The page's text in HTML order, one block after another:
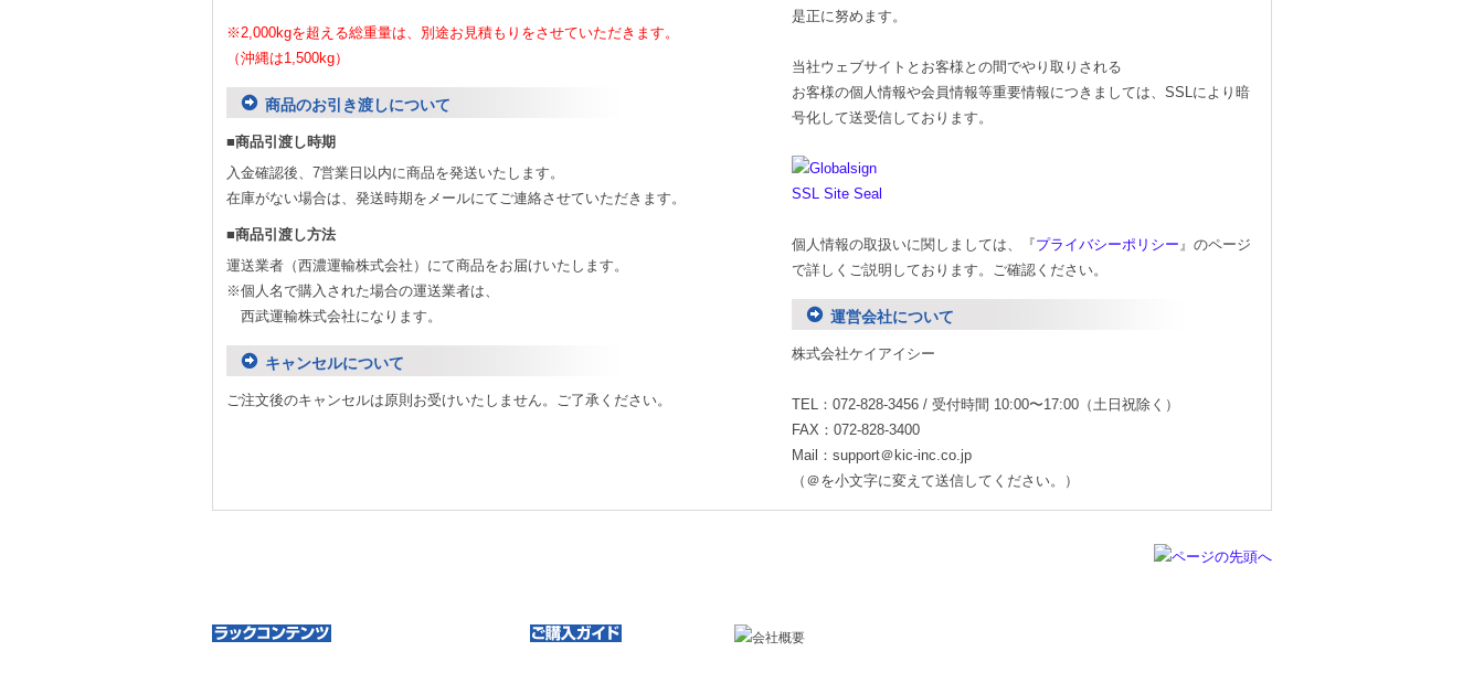
※2,000kgを超える総重量は、別途お見積もりをさせていただきます。
（沖縄は1,500kg）
商品のお引き渡しについて
■商品引渡し時期
入金確認後、7営業日以内に商品を発送いたします。
在庫がない場合は、発送時期をメールにてご連絡させていただきます。
■商品引渡し方法
運送業者（西濃運輸株式会社）にて商品をお届けいたします。
※個人名で購入された場合の運送業者は、
西武運輸株式会社になります。
キャンセルについて
ご注文後のキャンセルは原則お受けいたしません。ご了承ください。
是正に努めます。
当社ウェブサイトとお客様との間でやり取りされる
お客様の個人情報や会員情報等重要情報につきましては、SSLにより暗
号化して送受信しております。
個人情報の取扱いに関しましては、『プライバシーポリシー』のページ
で詳しくご説明しております。ご確認ください。
運営会社について
株式会社ケイアイシー
TEL：072-828-3456 / 受付時間 10:00〜17:00（土日祝除く）
FAX：072-828-3400
Mail：support＠kic-inc.co.jp
（＠を小文字に変えて送信してください。）